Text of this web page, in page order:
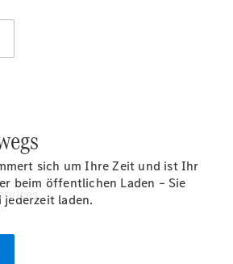
sich um Ihre Zeit und ist Ihr
beim öffentlichen Laden – Sie
laden.